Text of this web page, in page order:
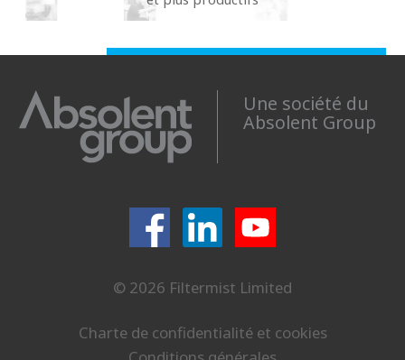
Une société du
Absolent Group
© 2026 Filtermist Limited
Charte de confidentialité et cookies